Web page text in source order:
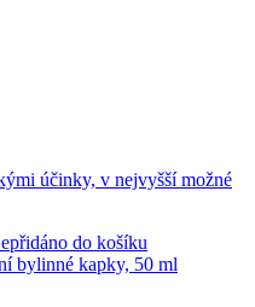
účinky, v nejvyšší možné
do košíku